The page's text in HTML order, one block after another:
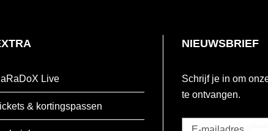
Live
& kortingspassen
NIEUWSBRIEF
Schrijf je in om
te ontvangen.